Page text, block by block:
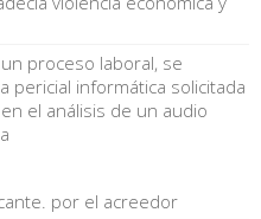
proceso laboral, se
pericial informática solicitada
el análisis de un audio
por el acreedor